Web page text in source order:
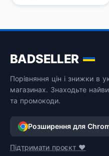
BADSELLER
Порівняння цін і знижки в
магазинах. Знаходьте
та промокоди.
Розширення для
Підтримати проєкт ❤️